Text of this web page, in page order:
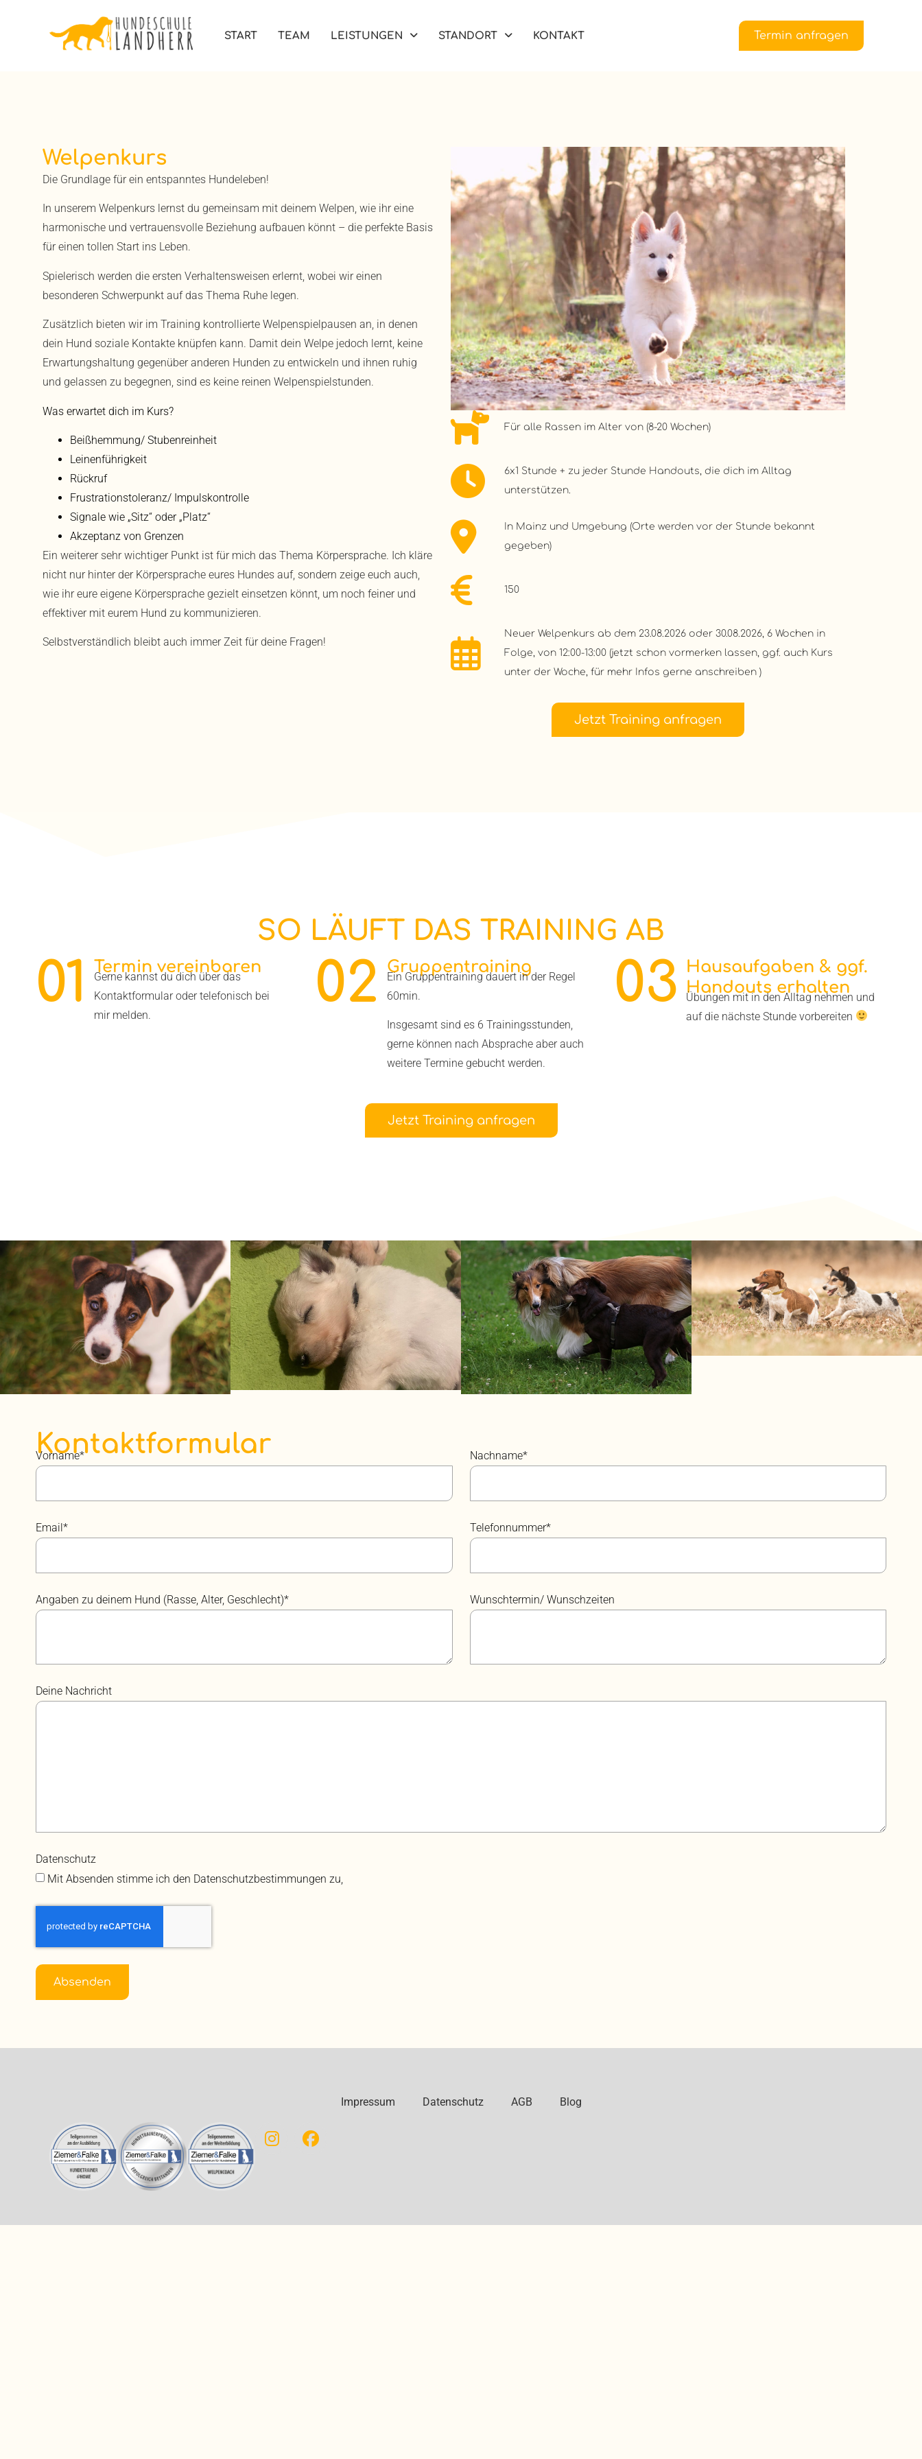
START TEAM LEISTUNGEN STANDORT KONTAKT Termin anfragen
Welpenkurs
Die Grundlage für ein entspanntes Hundeleben!
In unserem Welpenkurs lernst du gemeinsam mit deinem Welpen, wie ihr eine
harmonische und vertrauensvolle Beziehung aufbauen könnt – die perfekte Basis
für einen tollen Start ins Leben.
Spielerisch werden die ersten Verhaltensweisen erlernt, wobei wir einen
besonderen Schwerpunkt auf das Thema Ruhe legen.
Zusätzlich bieten wir im Training kontrollierte Welpenspielpausen an, in denen
dein Hund soziale Kontakte knüpfen kann. Damit dein Welpe jedoch lernt, keine
Erwartungshaltung gegenüber anderen Hunden zu entwickeln und ihnen ruhig
und gelassen zu begegnen, sind es keine reinen Welpenspielstunden.
Was erwartet dich im Kurs?
Beißhemmung/ Stubenreinheit
Leinenführigkeit
Rückruf
Frustrationstoleranz/ Impulskontrolle
Signale wie „Sitz“ oder „Platz“
Akzeptanz von Grenzen
Ein weiterer sehr wichtiger Punkt ist für mich das Thema Körpersprache. Ich kläre
nicht nur hinter der Körpersprache eures Hundes auf, sondern zeige euch auch,
wie ihr eure eigene Körpersprache gezielt einsetzen könnt, um noch feiner und
effektiver mit eurem Hund zu kommunizieren.
Selbstverständlich bleibt auch immer Zeit für deine Fragen!
Für alle Rassen im Alter von (8-20 Wochen)
6x1 Stunde + zu jeder Stunde Handouts, die dich im Alltag
unterstützen.
In Mainz und Umgebung (Orte werden vor der Stunde bekannt
gegeben)
150
Neuer Welpenkurs ab dem 23.08.2026 oder 30.08.2026, 6 Wochen in
Folge, von 12:00-13:00 (jetzt schon vormerken lassen, ggf. auch Kurs
unter der Woche, für mehr Infos gerne anschreiben )
Jetzt Training anfragen
SO LÄUFT DAS TRAINING AB
01 Termin vereinbaren
Gerne kannst du dich über das
Kontaktformular oder telefonisch bei
mir melden.
02 Gruppentraining
Ein Gruppentraining dauert in der Regel
60min.
Insgesamt sind es 6 Trainingsstunden,
gerne können nach Absprache aber auch
weitere Termine gebucht werden.
03 Hausaufgaben & ggf.
Handouts erhalten
Übungen mit in den Alltag nehmen und
auf die nächste Stunde vorbereiten
Jetzt Training anfragen
Kontaktformular
Vorname* Nachname*
Email* Telefonnummer*
Angaben zu deinem Hund (Rasse, Alter, Geschlecht)* Wunschtermin/ Wunschzeiten
Deine Nachricht
Datenschutz
Mit Absenden stimme ich den Datenschutzbestimmungen zu,
Absenden
Impressum Datenschutz AGB Blog